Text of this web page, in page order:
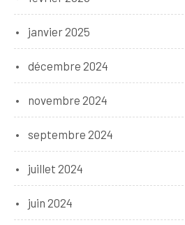
janvier 2025
décembre 2024
novembre 2024
septembre 2024
juillet 2024
juin 2024